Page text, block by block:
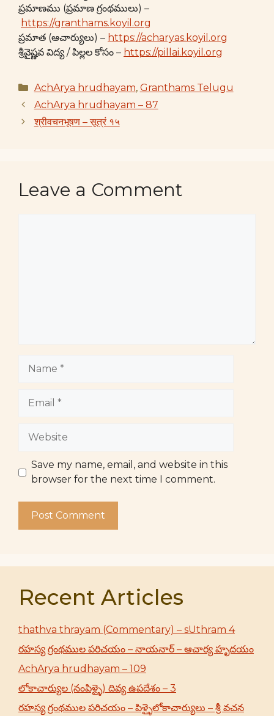
ప్రమాణము (ప్రమాణ గ్రంథములు) –
https://granthams.koyil.org
ప్రమాత (ఆచార్యులు) – https://acharyas.koyil.org
శ్రీవైష్ణవ విద్య / పిల్లల కోసం – https://pillai.koyil.org
Categories
AchArya hrudhayam, Granthams Telugu
AchArya hrudhayam – 87
श्रीवचनभूषण – सूत्रं १५
Leave a Comment
Website
Save my name, email, and website in this
browser for the next time I comment.
Recent Articles
thathva thrayam (Commentary) – sUthram 4
రహస్య గ్రంథముల పరిచయం – నాయనార్ – ఆచార్య హృదయం
AchArya hrudhayam – 109
లోకాచార్యుల (నంపిళ్ళై) దివ్య ఉపదేశం – 3
రహస్య గ్రంథముల పరిచయం – పిళ్ళైలోకాచార్యులు – శ్రీ వచన